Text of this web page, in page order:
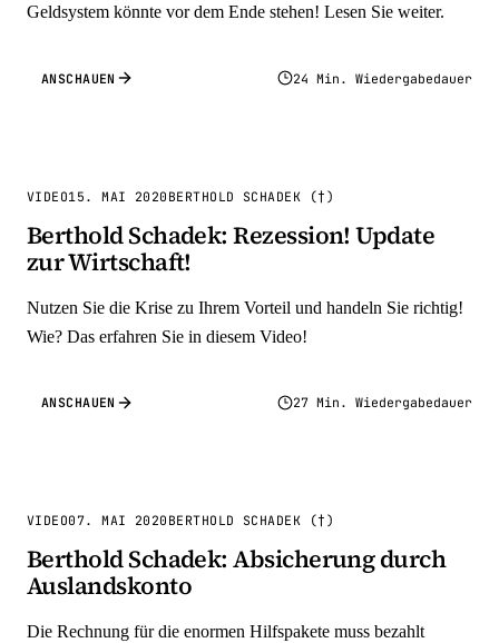
Geldsystem könnte vor dem Ende stehen! Lesen Sie weiter.
ANSCHAUEN 24 Min. Wiedergabedauer
VIDEO15. MAI 2020 BERTHOLD SCHADEK (†)
Berthold Schadek: Rezession! Update
zur Wirtschaft!
Nutzen Sie die Krise zu Ihrem Vorteil und handeln Sie richtig!
Wie? Das erfahren Sie in diesem Video!
ANSCHAUEN 27 Min. Wiedergabedauer
VIDEO07. MAI 2020 BERTHOLD SCHADEK (†)
Berthold Schadek: Absicherung durch
Auslandskonto
Die Rechnung für die enormen Hilfspakete muss bezahlt